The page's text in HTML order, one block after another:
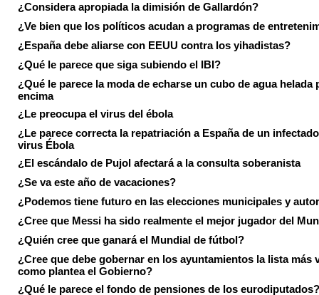
¿Considera apropiada la dimisión de Gallardón?
¿Ve bien que los políticos acudan a programas de
¿España debe aliarse con EEUU contra los yihadistas?
¿Qué le parece que siga subiendo el IBI?
¿Qué le parece la moda de echarse un cubo de agua helada
encima
¿Le preocupa el virus del ébola
¿Le parece correcta la repatriación a España de un
virus Ébola
¿El escándalo de Pujol afectará a la consulta soberanista
¿Se va este año de vacaciones?
¿Podemos tiene futuro en las elecciones municipales y
¿Cree que Messi ha sido realmente el mejor jugador del
¿Quién cree que ganará el Mundial de fútbol?
¿Cree que debe gobernar en los ayuntamientos la lista más
como plantea el Gobierno?
¿Qué le parece el fondo de pensiones de los eurodiputados?